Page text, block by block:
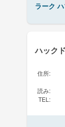
ラーク
ハック
住所:
読み:
TEL :